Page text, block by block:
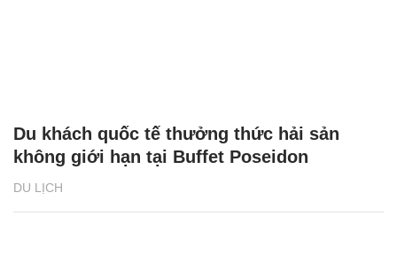
DU LỊCH
Du khách quốc tế thưởng thức hải sản
không giới hạn tại Buffet Poseidon